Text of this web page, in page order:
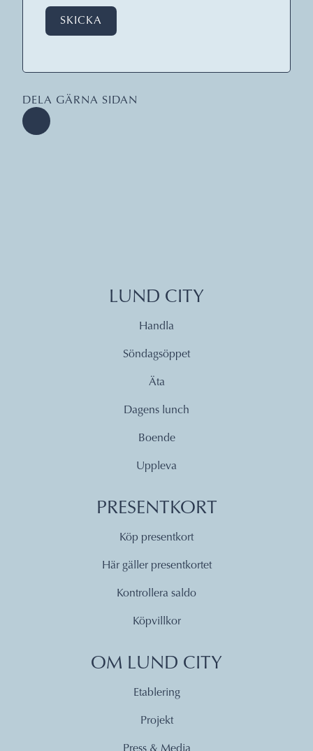
SKICKA
DELA GÄRNA SIDAN
LUND CITY
Handla
Söndagsöppet
Äta
Dagens lunch
Boende
Uppleva
PRESENTKORT
Köp presentkort
Här gäller presentkortet
Kontrollera saldo
Köpvillkor
OM LUND CITY
Etablering
Projekt